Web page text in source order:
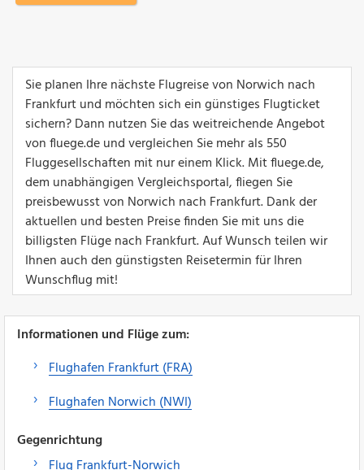
Sie planen Ihre nächste Flugreise von Norwich nach
Frankfurt und möchten sich ein günstiges Flugticket
sichern? Dann nutzen Sie das weitreichende Angebot
von fluege.de und vergleichen Sie mehr als 550
Fluggesellschaften mit nur einem Klick. Mit fluege.de,
dem unabhängigen Vergleichsportal, fliegen Sie
preisbewusst von Norwich nach Frankfurt. Dank der
aktuellen und besten Preise finden Sie mit uns die
billigsten Flüge nach Frankfurt. Auf Wunsch teilen wir
Ihnen auch den günstigsten Reisetermin für Ihren
Wunschflug mit!
Informationen und Flüge zum:
Flughafen Frankfurt (FRA)
Flughafen Norwich (NWI)
Gegenrichtung